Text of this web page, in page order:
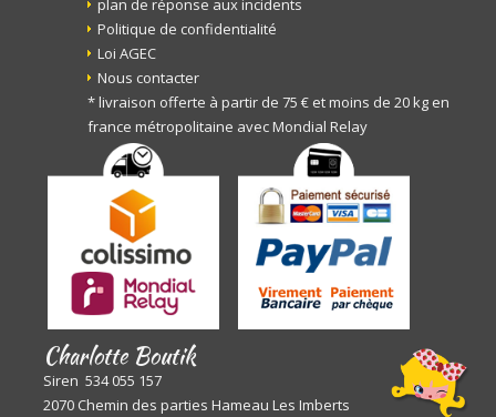
plan de réponse aux incidents
Politique de confidentialité
Loi AGEC
Nous contacter
* livraison offerte à partir de 75 € et moins de 20 kg en
france métropolitaine avec Mondial Relay
Charlotte Boutik
Siren 534 055 157
2070 Chemin des parties Hameau Les Imberts